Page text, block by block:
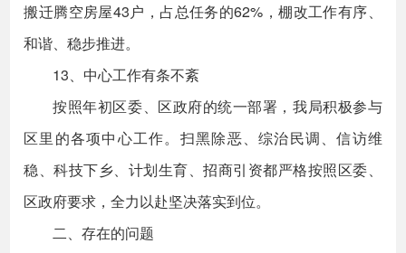
搬迁腾空房屋43户，占总任务的62%，棚改工作有序、
和谐、稳步推进。
13、中心工作有条不紊
按照年初区委、区政府的统一部署，我局积极参与
区里的各项中心工作。扫黑除恶、综治民调、信访维
稳、科技下乡、计划生育、招商引资都严格按照区委、
区政府要求，全力以赴坚决落实到位。
二、存在的问题